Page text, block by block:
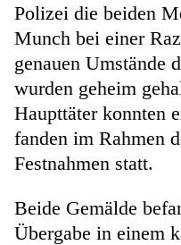
Polizei die beiden
Munch bei einer
genauen Umstände
wurden geheim
Haupttäter konnten
fanden im Rahmen
Festnahmen statt.
Beide Gemälde
Übergabe in einem